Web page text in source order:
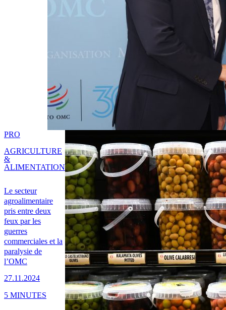
Le secteur
agroalimentaire
pris entre deux
feux par les
guerres
commerciales et la
paralysie de
l’OMC
27.11.2024
PRO
AGRICULTURE
&
ALIMENTATION
5 MINUTES